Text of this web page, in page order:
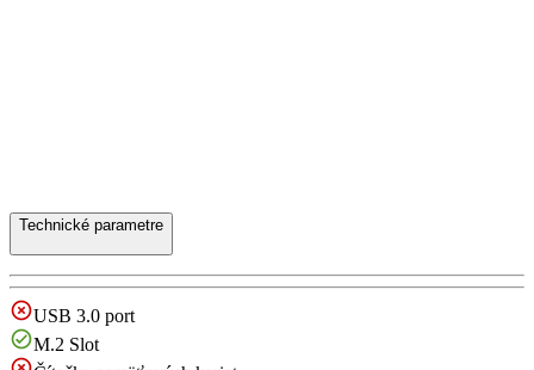
Technické parametre
USB 3.0 port
M.2 Slot